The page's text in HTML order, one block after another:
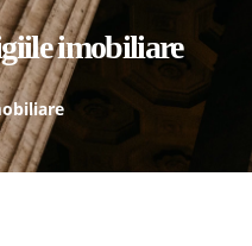
imobiliare